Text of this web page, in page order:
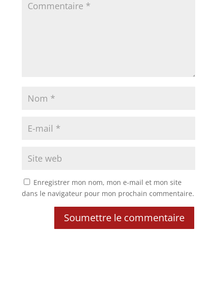
Enregistrer mon nom, mon e-mail et mon site
dans le navigateur pour mon prochain commentaire.
Soumettre le commentaire